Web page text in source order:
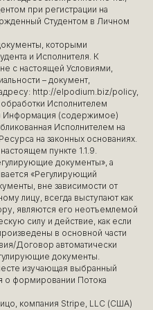
при регистрации на
Студентом в Личном
которыми
и Исполнителя. К
с настоящей Условиями,
– документ,
http://elpodium.biz/policy,
Исполнителем
Информация (содержимое)
Исполнителем на
на законных основаниях.
пункте 1.1.9.
документы», а
«Регулирующий
вне зависимости от
лицу, всегда выступают как
являются его неотъемлемой
силу и действие, как если
в основной части
Договор автоматически
документы.
изучающая выбранный
о формировании Потока
компания Stripe, LLC (США)